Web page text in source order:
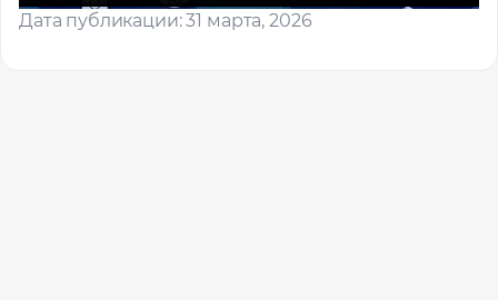
Дата публикации: 31 марта, 2026